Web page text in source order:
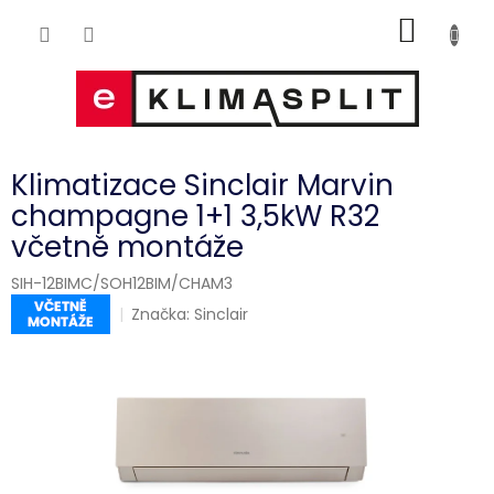
KOŠÍK
Klimatizace Sinclair Marvin
champagne 1+1 3,5kW R32
včetně montáže
SIH-12BIMC/SOH12BIM/CHAM3
Značka:Sinclair